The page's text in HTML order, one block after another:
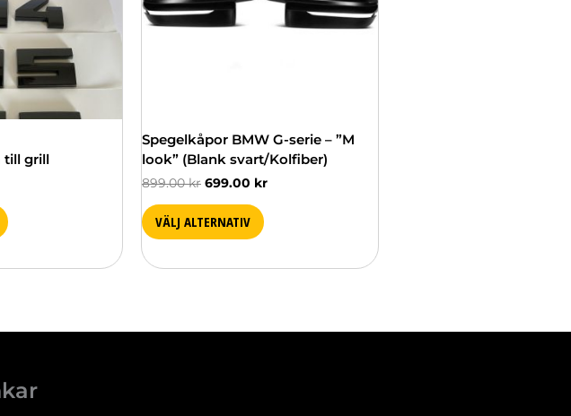
till grill
Spegelkåpor BMW G-serie – ”M
look” (Blank svart/Kolfiber)
899.00kr 699.00 kr
VÄLJ ALTERNATIV
De
olika
produktsidan